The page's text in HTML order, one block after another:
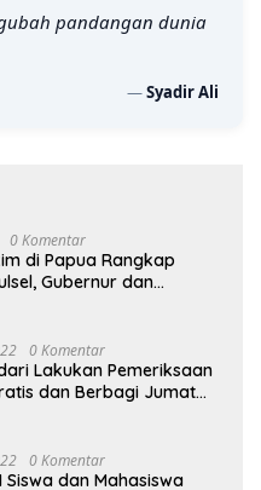
pandangan dunia
—Syadir Ali
0 Komentar
di Papua Rangkap
Gubernur dan
0 Komentar
Lakukan Pemeriksaan
dan Berbagi Jumat
0 Komentar
Siswa dan Mahasiswa